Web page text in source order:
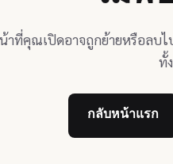
าที่คุณเปิดอาจถูกย้ายหรือลบไ
ทั้
กลับหน้าแรก